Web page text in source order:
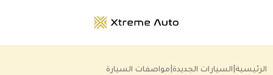
الرئيسية|السيارات الجديدة|مواصفات السيارة